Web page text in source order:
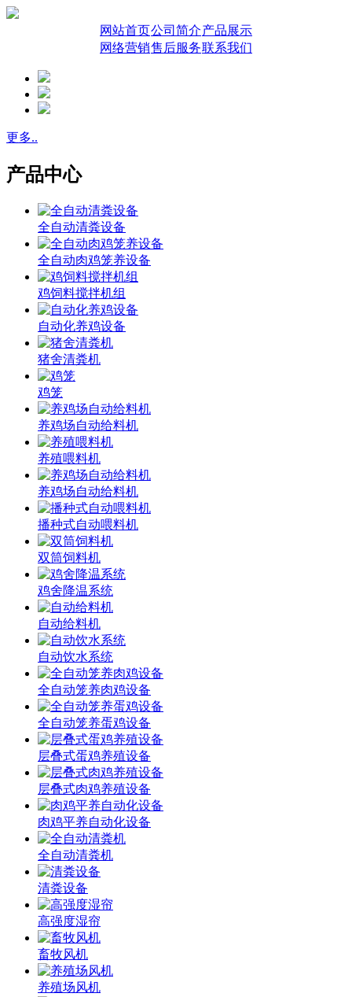
网站首页公司简介产品展示
网络营销售后服务联系我们
更多..
产品中心
全自动清粪设备
全自动肉鸡笼养设备
鸡饲料搅拌机组
自动化养鸡设备
猪舍清粪机
鸡笼
养鸡场自动给料机
养殖喂料机
养鸡场自动给料机
播种式自动喂料机
双筒饲料机
鸡舍降温系统
自动给料机
自动饮水系统
全自动笼养肉鸡设备
全自动笼养蛋鸡设备
层叠式蛋鸡养殖设备
层叠式肉鸡养殖设备
肉鸡平养自动化设备
全自动清粪机
清粪设备
高强度湿帘
畜牧风机
养殖场风机